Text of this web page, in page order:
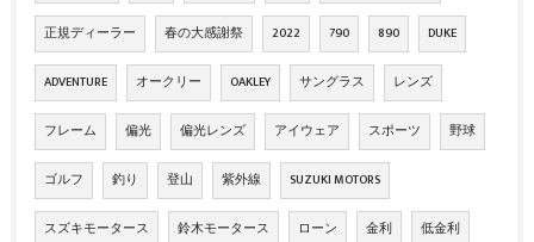
正規ディーラー 春の大感謝祭 2022 790 890 DUKE
ADVENTURE オークリー OAKLEY サングラス レンズ
フレーム 偏光 偏光レンズ アイウェア スポーツ 野球
ゴルフ 釣り 登山 紫外線 SUZUKI MOTORS
スズキモータース 鈴木モータース ローン 金利 低金利